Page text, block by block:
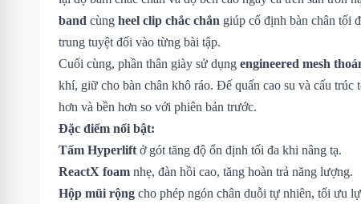
band cùng heel clip chắc chắn giúp cố định bàn chân tối
trung tuyệt đối vào từng bài tập.
Cuối cùng, phần thân giày sử dụng engineered mesh
khí, giữ cho bàn chân khô ráo. Đế quấn cao su và cấu trúc
hơn và bền hơn so với phiên bản trước.
Đặc điểm nổi bật:
Tấm Hyperlift ở gót tăng độ ổn định tối đa khi nâng tạ.
ReactX foam nhẹ, đàn hồi cao, tăng hoàn trả năng lượng.
Hộp mũi rộng cho phép ngón chân duỗi tự nhiên, tối ưu